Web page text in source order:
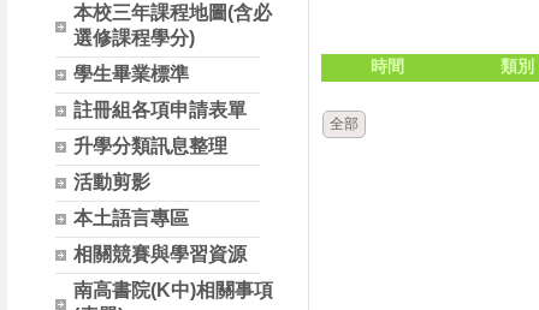
本校三年課程地圖(含必
選修課程學分)
學生畢業標準
註冊組各項申請表單
升學分類訊息整理
活動剪影
本土語言專區
相關競賽與學習資源
南高書院(K中)相關事項
時間 類別
全部